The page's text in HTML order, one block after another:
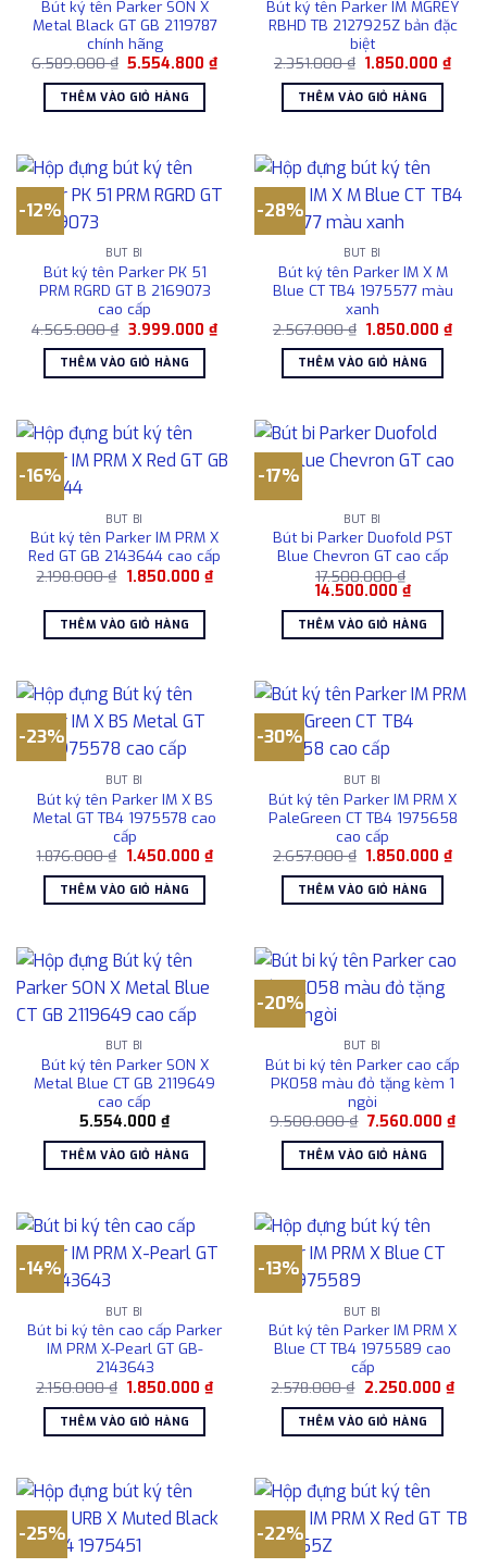
Bút ký tên Parker SON X
Metal Black GT GB 2119787
chính hãng
6.589.000₫ Giá
là:
6.589.000 ₫.
5.554.800₫Giá
hiện
5.554.800 ₫.
THÊM VÀO GIỎ HÀNG
Bút ký tên Parker IM MGREY
RBHD TB 2127925Z bản đặc
biệt
2.351.000₫ Giá
là:
2.351.000 ₫.
1.850.000₫Giá
hiện
THÊM VÀO GIỎ HÀNG
-12%
BÚT BI
Bút ký tên Parker PK 51
PRM RGRD GT B 2169073
cao cấp
4.565.000₫ Giá
là:
4.565.000 ₫.
3.999.000 ₫Giá
hiện
3.999.000 ₫.
THÊM VÀO GIỎ HÀNG
-28%
BÚT BI
Bút ký tên Parker IM X M
Blue CT TB4 1975577 màu
xanh
2.567.000₫ Giá
là:
2.567.000 ₫.
1.850.000₫Giá
hiện
THÊM VÀO GIỎ HÀNG
-16%
BÚT BI
Bút ký tên Parker IM PRM X
Red GT GB 2143644 cao cấp
2.198.000₫ Giá
2.198.000 ₫.
1.850.000 ₫Giá
hiện
THÊM VÀO GIỎ HÀNG
-17%
BÚT BI
Bút bi Parker Duofold PST
Blue Chevron GT cao cấp
17.500.000₫
Giá
là:
17.500.000 ₫.
14.500.000 ₫Giá
hiện
tại
là:
THÊM VÀO GIỎ HÀNG
-23%
BÚT BI
Bút ký tên Parker IM X BS
Metal GT TB4 1975578 cao
cấp
1.876.000₫ Giá
là:
1.876.000 ₫.
1.450.000 ₫Giá
hiện
1.450.000 ₫.
THÊM VÀO GIỎ HÀNG
-30%
BÚT BI
Bút ký tên Parker IM PRM X
PaleGreen CT TB4 1975658
cao cấp
2.657.000₫ Giá
là:
2.657.000 ₫.
1.850.000₫Giá
hiện
THÊM VÀO GIỎ HÀNG
BÚT BI
Bút ký tên Parker SON X
Metal Blue CT GB 2119649
cao cấp
5.554.000 ₫
THÊM VÀO GIỎ HÀNG
-20%
BÚT BI
Bút bi ký tên Parker cao cấp
PK058 màu đỏ tặng kèm 1
ngòi
9.500.000₫ Giá
là:
9.500.000 ₫.
7.560.000 ₫Giá
THÊM VÀO GIỎ HÀNG
-14%
BÚT BI
Bút bi ký tên cao cấp Parker
IM PRM X-Pearl GT GB-
2143643
2.150.000₫ Giá
là:
2.150.000 ₫.
1.850.000₫Giá
hiện
1.850.000 ₫.
THÊM VÀO GIỎ HÀNG
-13%
BÚT BI
Bút ký tên Parker IM PRM X
Blue CT TB4 1975589 cao
cấp
2.578.000₫ Giá
là:
2.578.000 ₫.
2.250.000 ₫Giá
hiện
THÊM VÀO GIỎ HÀNG
-25% -22%